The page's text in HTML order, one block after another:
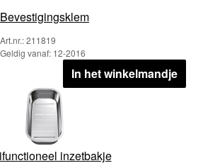
Bevestigingsklem
Art.nr.: 211819
Geldig vanaf: 12-2016
In het winkelmandje
inzetbakje